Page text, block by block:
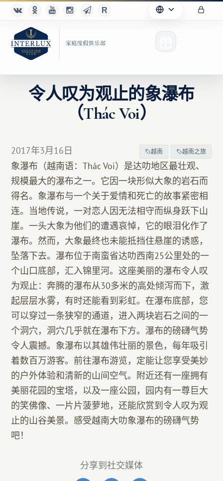
合作伙伴
Благотворительность
令人叹为观止的象瀑布
（Thác Voi）
2017年3月16日 越南 越南之旅
象瀑布（越南语：Thác Voi）是达叻地区最壮观、
规模最大的瀑布之一。它因一块形似大象的岩石而
得名。象瀑布与一个关于爱情和死亡的故事紧密相
连。当地传说，一对恋人因无法相守而纵身跃下山
崖。一头大象为他们的遭遇哀悼，它的眼泪化作了
瀑布。然而，大象最终也未能抵挡住悬崖的诱惑，
坠落下去。瀑布位于南蛮省达叻西南25公里处的一
个山口底部，汇入锦里河。这座美丽的瀑布令人叹
为观止：奔腾的瀑布从30多米的高处倾泻而下，激
起层层水雾，有时还能看到彩虹。在瀑布底部，您
可以穿过一条狭窄的通道，进入两块岩石之间的一
个洞穴，洞穴几乎就在瀑布下方。瀑布的磅礴气势
令人震撼。象瀑布以其雄伟壮丽的景色，每年吸引
着数百万游客。前往瀑布游览，定能让您享受美妙
的户外体验和清新的山间空气。附近还有一座拥有
美丽花园的宝塔，以及一座公园，园内有一尊巨大
的笑佛像、一片片菠萝地，还能欣赏到令人叹为观
止的山谷美景。感受越南大叻象瀑布的磅礴气势
吧！
分享到社交媒体